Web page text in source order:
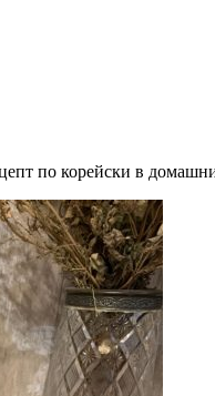
по корейски в